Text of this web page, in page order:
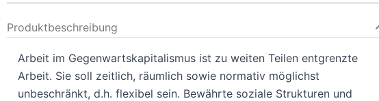
Produktbeschreibung
Arbeit im Gegenwartskapitalismus ist zu weiten Teilen entgrenzte
Arbeit. Sie soll zeitlich, räumlich sowie normativ möglichst
unbeschränkt, d.h. flexibel sein. Bewährte soziale Strukturen und